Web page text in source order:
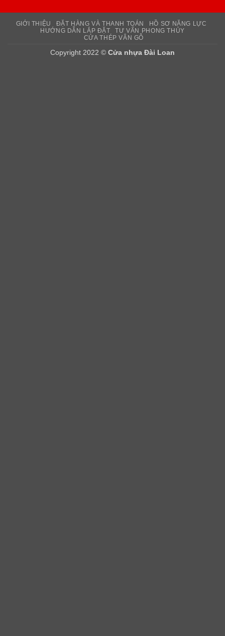
GIỚI THIỆU ĐẶT HÀNG VÀ THANH TOÁN
HỒ SƠ NĂNG LỰC
HƯỚNG DẪN LẮP ĐẶT
TƯ VẤN PHONG THỦY
CỬA THÉP VÂN GỖ
Copyright 2022 © Cửa nhựa Đài Loan